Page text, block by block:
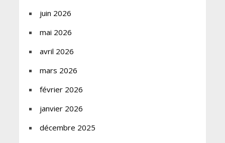
juin 2026
mai 2026
avril 2026
mars 2026
février 2026
janvier 2026
décembre 2025